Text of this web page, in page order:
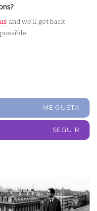
and we’ll get back
ME GUSTA
SEGUIR